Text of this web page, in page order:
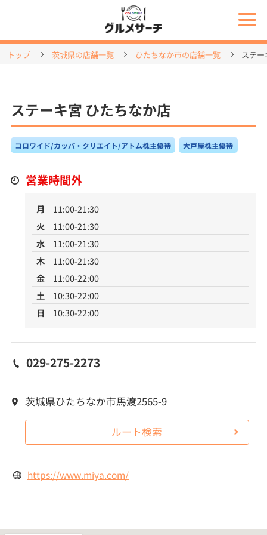
トップ 茨城県の店舗一覧 ひたちなか市の店舗一覧 ステ
ステーキ宮 ひたちなか店
コロワイド/カッパ・クリエイト/アトム株主優待 大戸屋株主優待
営業時間外
月
11:00-21:30
火
11:00-21:30
水
11:00-21:30
木
11:00-21:30
金
11:00-22:00
土
10:30-22:00
日
10:30-22:00
029-275-2273
茨城県ひたちなか市馬渡2565-9
ルート検索
https://www.miya.com/